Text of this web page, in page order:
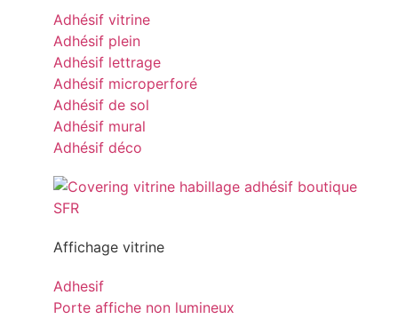
Adhésif vitrine
Adhésif plein
Adhésif lettrage
Adhésif microperforé
Adhésif de sol
Adhésif mural
Adhésif déco
Affichage vitrine
Adhesif
Porte affiche non lumineux